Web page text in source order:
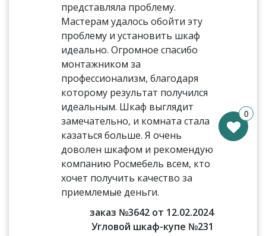
представляла проблему.
Мастерам удалось обойти эту
проблему и установить шкаф
идеально. Огромное спасибо
монтажником за
профессионализм, благодаря
которому результат получился
идеальным. Шкаф выглядит
замечательно, и комната стала
казаться больше. Я очень
доволен шкафом и рекомендую
компанию Росмебель всем, кто
хочет получить качество за
приемлемые деньги.
заказ №3642 от 12.02.2024
Угловой шкаф-купе №231
0